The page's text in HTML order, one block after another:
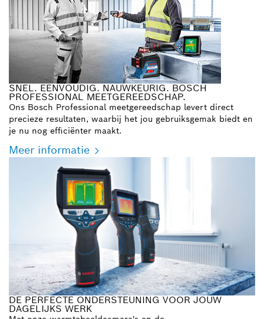
SNEL. EENVOUDIG. NAUWKEURIG. BOSCH
PROFESSIONAL MEETGEREEDSCHAP.
Ons Bosch Professional meetgereedschap levert direct
precieze resultaten, waarbij het jou gebruiksgemak biedt en
je nu nog efficiënter maakt.
Meer informatie
DE PERFECTE ONDERSTEUNING VOOR JOUW
DAGELIJKS WERK